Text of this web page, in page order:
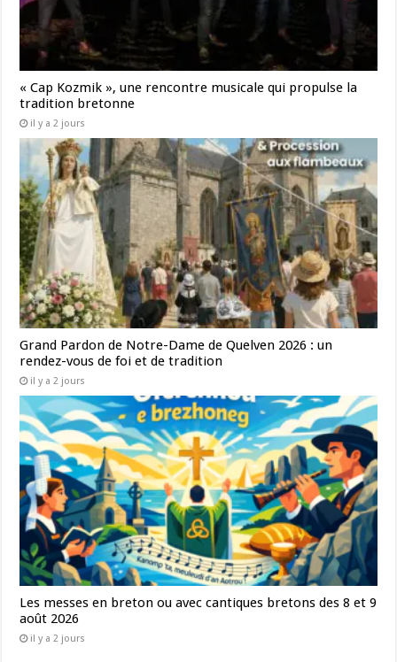
« Cap Kozmik », une rencontre musicale qui propulse la
tradition bretonne
il y a 2 jours
Grand Pardon de Notre-Dame de Quelven 2026 : un
rendez-vous de foi et de tradition
il y a 2 jours
Les messes en breton ou avec cantiques bretons des 8 et 9
août 2026
il y a 2 jours